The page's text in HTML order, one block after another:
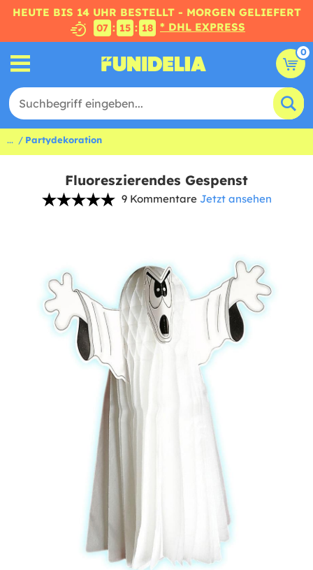
HEUTE BIS 14 UHR BESTELLT - MORGEN GELIEFERT
07 : 15 : 17 * DHL EXPRESS
0
... Partydekoration
Fluoreszierendes Gespenst
9 Kommentare Jetzt ansehen